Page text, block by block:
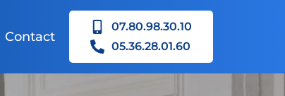
Contact
07.80.98.30.10
05.36.28.01.60